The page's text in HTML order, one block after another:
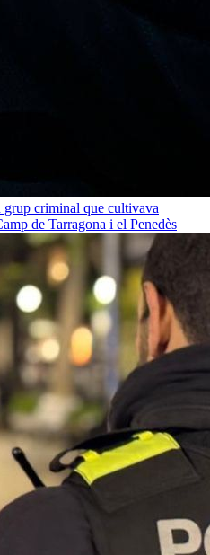
grup criminal que cultivava
de Tarragona i el Penedès